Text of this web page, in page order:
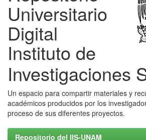
Universitario
Digital
Instituto de
Investigaciones
Un espacio para compartir materiales y
académicos producidos por los
proceso de sus diferentes proyectos.
Repositorio del IIS-UNAM